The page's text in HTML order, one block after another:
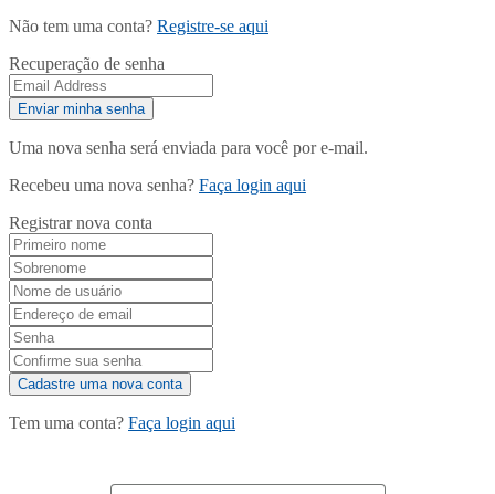
Não tem uma conta? Registre-se aqui
Recuperação de senha
Uma nova senha será enviada para você por e-mail.
Recebeu uma nova senha? Faça login aqui
Registrar nova conta
Tem uma conta? Faça login aqui